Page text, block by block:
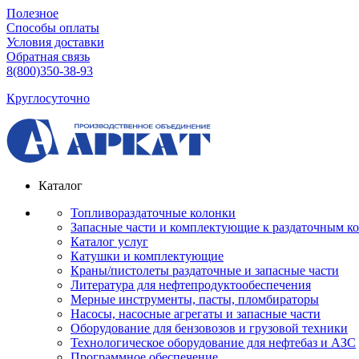
Полезное
Способы оплаты
Условия доставки
Обратная связь
8(800)350-38-93
Круглосуточно
Каталог
Топливораздаточные колонки
Запасные части и комплектующие к раздаточным
Каталог услуг
Катушки и комплектующие
Краны/пистолеты раздаточные и запасные части
Литература для нефтепродуктообеспечения
Мерные инструменты, пасты, пломбираторы
Насосы, насосные агрегаты и запасные части
Оборудование для бензовозов и грузовой техники
Технологическое оборудование для нефтебаз и АЗС